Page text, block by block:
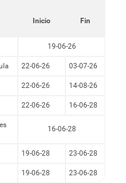
Inicio Fin
19-06-26
22-06-26 03-07-26
22-06-26 14-08-26
22-06-26 16-06-28
16-06-28
19-06-28 23-06-28
19-06-28 23-06-28